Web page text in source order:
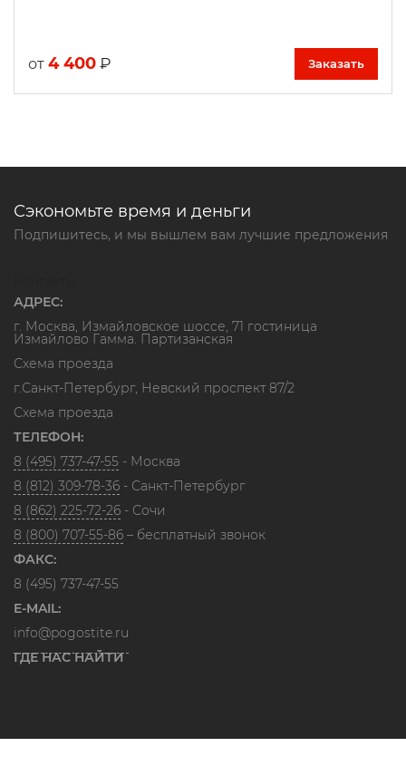
от 4 400 ₽ Заказать
Сэкономьте время и деньги
Подпишитесь, и мы вышлем вам лучшие предложения
АДРЕС:
г. Москва, Измайловское шоссе, 71 гостиница
Измайлово Гамма. Партизанская
Схема проезда
г.Санкт-Петербург, Невский проспект 87/2
Схема проезда
ТЕЛЕФОН:
8 (495) 737-47-55 - Москва
8 (812) 309-78-36 - Санкт-Петербург
8 (862) 225-72-26 - Сочи
8 (800) 707-55-86 – бесплатный звонок
ФАКС:
8 (495) 737-47-55
E-MAIL:
info@pogostite.ru
ГДЕ НАС НАЙТИ